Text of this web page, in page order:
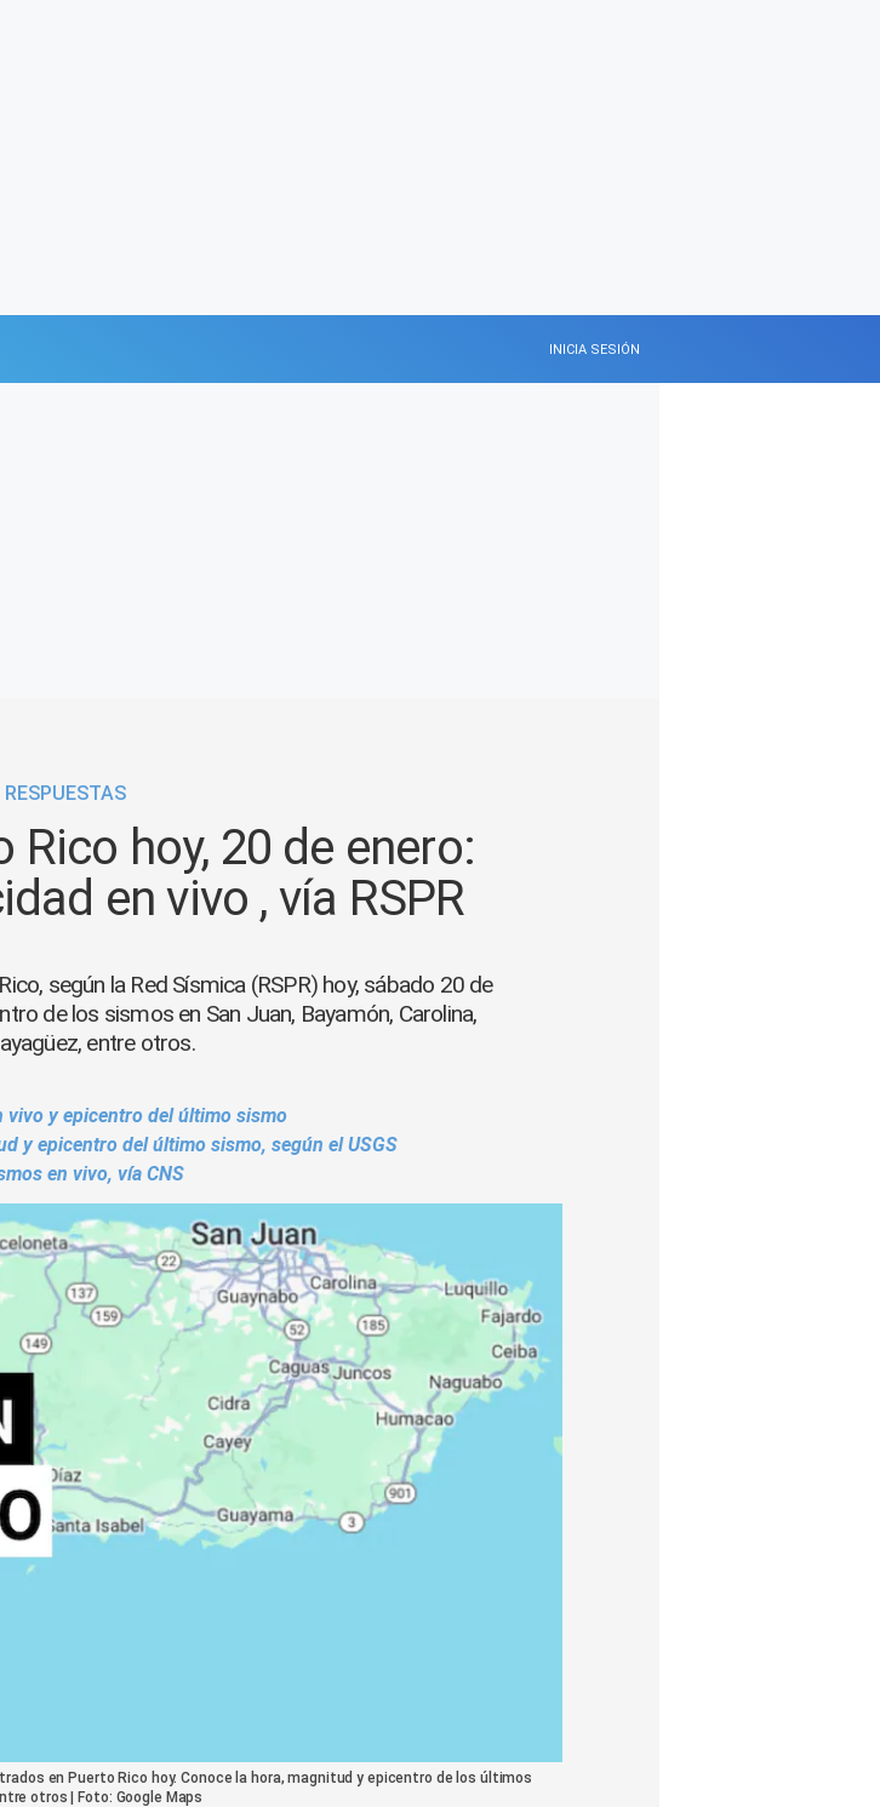
INICIA SESIÓN
RESPUESTAS
hoy, 20 de enero:
en vivo , vía RSPR
según la Red Sísmica (RSPR) hoy, sábado 20 de
de los sismos en San Juan, Bayamón, Carolina,
entre otros.
vivo y epicentro del último sismo
y epicentro del último sismo, según el USGS
en vivo, vía CNS
en Puerto Rico hoy. Conoce la hora, magnitud y epicentro de los últimos
otros | Foto: Google Maps